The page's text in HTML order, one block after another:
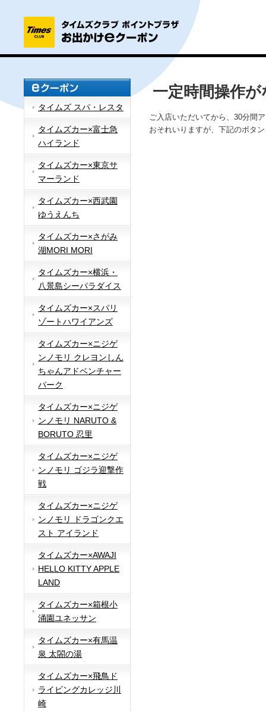
タイムズ スパ・レスタ
タイムズカー×富士急
ハイランド
タイムズカー×東京サ
マーランド
タイムズカー×西武園
ゆうえんち
タイムズカー×さがみ
湖MORI MORI
タイムズカー×横浜・
八景島シーパラダイス
タイムズカー×スパリ
ゾートハワイアンズ
タイムズカー×ニジゲ
ンノモリ クレヨンしん
ちゃんアドベンチャー
パーク
タイムズカー×ニジゲ
ンノモリ NARUTO &
BORUTO 忍里
タイムズカー×ニジゲ
ンノモリ ゴジラ迎撃作
戦
タイムズカー×ニジゲ
ンノモリ ドラゴンクエ
スト アイランド
タイムズカー×AWAJI
HELLO KITTY APPLE
LAND
タイムズカー×箱根小
涌園ユネッサン
タイムズカー×有馬温
泉 太閤の湯
タイムズカー×飛鳥ド
ライビングカレッジ川
崎
一定時間操作
ご入店いただいてから、30分間
おそれいりますが、下記のボタ